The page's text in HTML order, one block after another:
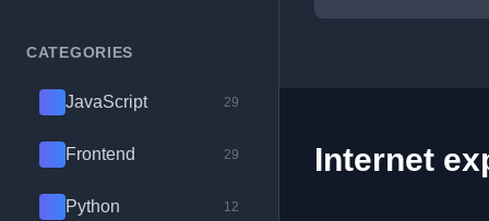
CATEGORIES
JavaScript 29
Frontend 29
Python 12
Internet